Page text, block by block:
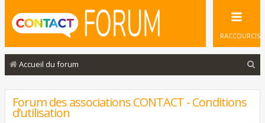
RACCOURCIS
Accueil du forum
Forum des associations CONTACT - Conditions
d’utilisation